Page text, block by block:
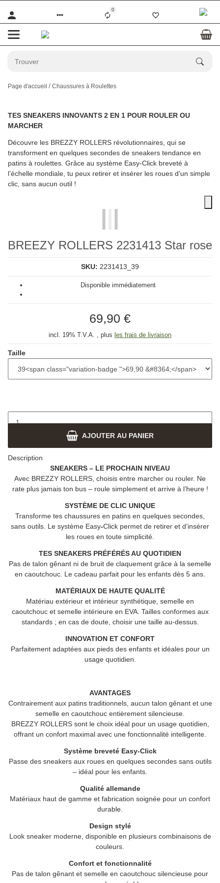
0
Page d'accueil Chaussures à Roulettes
TES SNEAKERS INNOVANTS 2 EN 1 POUR ROULER OU
MARCHER
Découvre les BREZZY ROLLERS révolutionnaires, qui se
transforment en quelques secondes de sneakers tendance en
patins à roulettes. Grâce au système Easy-Click breveté à
l’échelle mondiale, tu peux retirer et insérer les roues d’un simple
clic, sans aucun outil !
BREEZY ROLLERS 2231413 Star rose
SKU: 2231413_39
Disponible immédiatement
69,90 €
incl. 19% T.V.A. , plus les frais de livraison
Taille
AJOUTER AU PANIER
Description
SNEAKERS – LE PROCHAIN NIVEAU
Avec BREZZY ROLLERS , choisis entre marcher ou rouler. Ne
rate plus jamais ton bus – roule simplement et arrive à l’heure !
SYSTÈME DE CLIC UNIQUE
Transforme tes chaussures en patins en quelques secondes,
sans outils. Le système Easy-Click permet de retirer et d’insérer
les roues en toute simplicité.
TES SNEAKERS PRÉFÉRÉS AU QUOTIDIEN
Pas de talon gênant ni de bruit de claquement grâce à la semelle
en caoutchouc. Le cadeau parfait pour les enfants dès 5 ans.
MATÉRIAUX DE HAUTE QUALITÉ
Matériau extérieur et intérieur synthétique, semelle en
caoutchouc et semelle intérieure en EVA. Tailles conformes aux
standards ; en cas de doute, choisir une taille au-dessus.
INNOVATION ET CONFORT
Parfaitement adaptées aux pieds des enfants et idéales pour un
usage quotidien.
AVANTAGES
Contrairement aux patins traditionnels, aucun talon gênant et une
semelle en caoutchouc entièrement silencieuse.
BREZZY ROLLERSsont le choix idéal pour un usage quotidien,
offrant un confort maximal avec une fonctionnalité intelligente.
Système breveté Easy-Click
Passe des sneakers aux roues en quelques secondes sans outils
– idéal pour les enfants.
Qualité allemande
Matériaux haut de gamme et fabrication soignée pour un confort
durable.
Design stylé
Look sneaker moderne, disponible en plusieurs combinaisons de
couleurs.
Confort et fonctionnalité
Pas de talon gênant et semelle en caoutchouc silencieuse pour